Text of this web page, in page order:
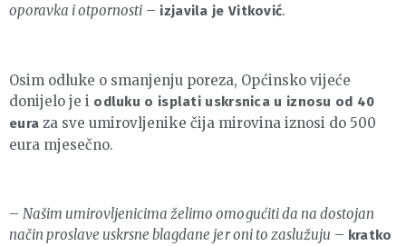
oporavka i otpornosti – izjavila je Vitković.
Osim odluke o smanjenju poreza, Općinsko vijeće
donijelo je i odluku o isplati uskrsnica u iznosu od 40
eura za sve umirovljenike čija mirovina iznosi do 500
eura mjesečno.
–Našim umirovljenicima želimo omogućiti da na dostojan
način proslave uskrsne blagdane jer oni to zaslužuju – kratko